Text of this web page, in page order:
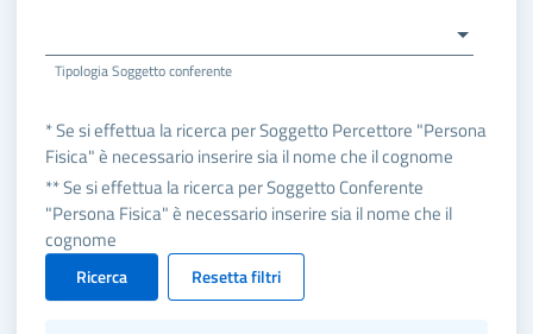
Tipologia Soggetto conferente
* Se si effettua la ricerca per Soggetto Percettore "Persona
Fisica" è necessario inserire sia il nome che il cognome
** Se si effettua la ricerca per Soggetto Conferente
"Persona Fisica" è necessario inserire sia il nome che il
cognome
Ricerca Resetta filtri